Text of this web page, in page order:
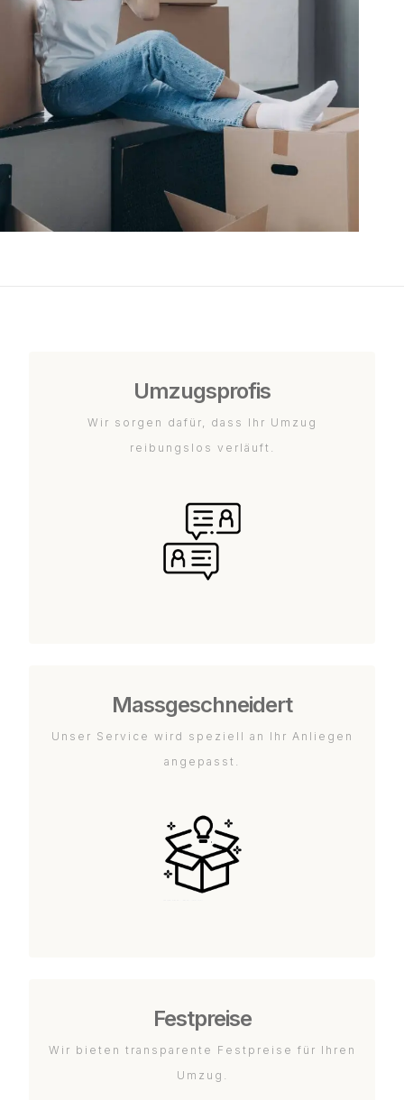
Umzugsprofis
Wir sorgen dafür, dass Ihr Umzug
reibungslos verläuft.
Massgeschneidert
Unser Service wird speziell an Ihr Anliegen
angepasst.
Festpreise
Wir bieten transparente Festpreise für Ihren
Umzug.